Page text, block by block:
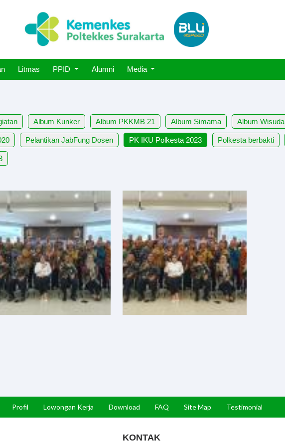
Litmas PPID Alumni Media
Album Kunker Album PKKMB 21 Album Simama Album Wisuda
Pelantikan JabFung Dosen PK IKU Polkesta 2023 Polkesta berbakti
Profil Lowongan Kerja Download FAQ Site Map Testimonial
KONTAK